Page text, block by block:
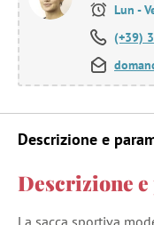
Lun -
(+39)
Descrizione e
Descrizione
La sacca sportiva